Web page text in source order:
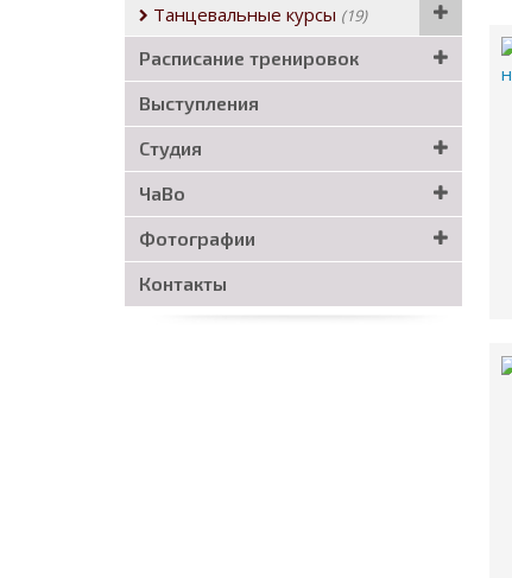
Танцевальные курсы (19)
Расписание тренировок
Выступления
Студия
ЧаВo
Фотографии
Контакты